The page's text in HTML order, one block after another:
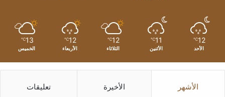
12
℃
الأحد
11
℃
الأثنين
12
℃
الثلاثاء
12
℃
الأربعاء
13
℃
الخميس
الأشهر الأخيرة تعليقات